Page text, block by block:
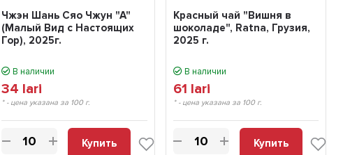
Чжэн Шань Сяо Чжун "А"
(Малый Вид с Настоящих
Гор), 2025г.
В наличии
34 lari
* - цена указана за 100 г.
Купить
Красный чай "Вишня в
шоколаде", Ratna, Грузия,
2025 г.
В наличии
61 lari
* - цена указана за 100 г.
Купить